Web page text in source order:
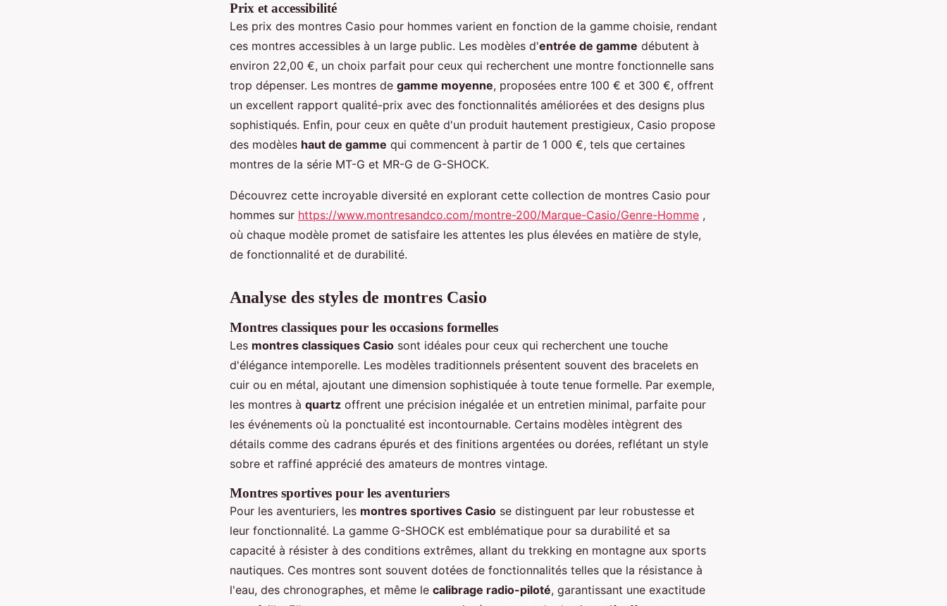
Prix et accessibilité
Les prix des montres Casio pour hommes varient en fonction de la gamme choisie, rendant
ces montres accessibles à un large public. Les modèles d'entrée de gamme débutent à
environ 22,00 €, un choix parfait pour ceux qui recherchent une montre fonctionnelle sans
trop dépenser. Les montres de gamme moyenne, proposées entre 100 € et 300 €, offrent
un excellent rapport qualité-prix avec des fonctionnalités améliorées et des designs plus
sophistiqués. Enfin, pour ceux en quête d'un produit hautement prestigieux, Casio propose
des modèles haut de gamme qui commencent à partir de 1 000 €, tels que certaines
montres de la série MT-G et MR-G de G-SHOCK.
Découvrez cette incroyable diversité en explorant cette collection de montres Casio pour
hommes sur https://www.montresandco.com/montre-200/Marque-Casio/Genre-Homme ,
où chaque modèle promet de satisfaire les attentes les plus élevées en matière de style,
de fonctionnalité et de durabilité.
Analyse des styles de montres Casio
Montres classiques pour les occasions formelles
Les montres classiques Casio sont idéales pour ceux qui recherchent une touche
d'élégance intemporelle. Les modèles traditionnels présentent souvent des bracelets en
cuir ou en métal, ajoutant une dimension sophistiquée à toute tenue formelle. Par exemple,
les montres à quartz offrent une précision inégalée et un entretien minimal, parfaite pour
les événements où la ponctualité est incontournable. Certains modèles intègrent des
détails comme des cadrans épurés et des finitions argentées ou dorées, reflétant un style
sobre et raffiné apprécié des amateurs de montres vintage.
Montres sportives pour les aventuriers
Pour les aventuriers, les montres sportives Casio se distinguent par leur robustesse et
leur fonctionnalité. La gamme G-SHOCK est emblématique pour sa durabilité et sa
capacité à résister à des conditions extrêmes, allant du trekking en montagne aux sports
nautiques. Ces montres sont souvent dotées de fonctionnalités telles que la résistance à
l'eau, des chronographes, et même le calibrage radio-piloté, garantissant une exactitude